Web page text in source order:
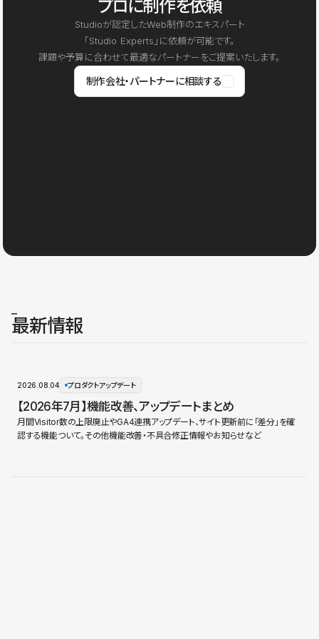
プロに制作を依頼
Studioが認定したWeb制作のエキスパート
「Studio Experts」に依頼が可能です。
課題や予算に合わせて最適なパートナーをご提案いたします。
制作会社・パートナーに相談する
最新情報
2026.08.04 プロダクトアップデート
【2026年7月】機能改善、アップデートまとめ
月間Visitor数の上限廃止やGA4連携アップデート、サイト更新前に「差分」を確
認する機能ついて。その他機能改善・不具合修正情報やお知らせなど